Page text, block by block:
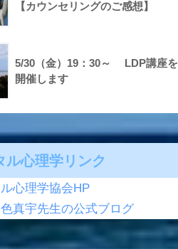
【カウンセリングのご感想】
5/30（金）19：30～ LDP講座を
開催します
ル心理学リンク
心理学協会HP
真宇先生の公式ブログ